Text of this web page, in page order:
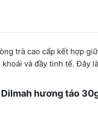
trà cao cấp kết hợp
và đầy tinh tế. Đây
hương táo